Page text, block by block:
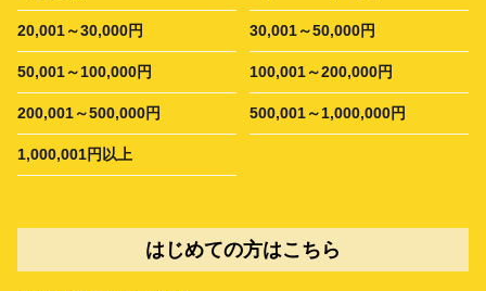
20,001～30,000円 30,001～50,000円
50,001～100,000円 100,001～200,000円
200,001～500,000円 500,001～1,000,000円
1,000,001円以上
はじめての方はこちら